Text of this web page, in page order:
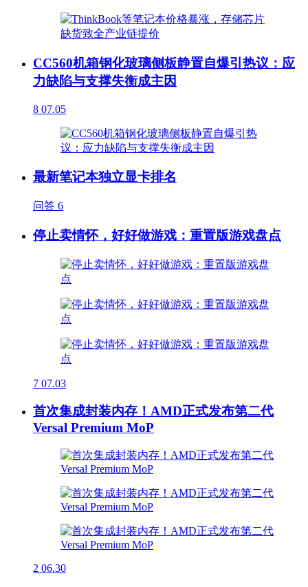
CC560机箱钢化玻璃侧板静置自爆引热议：应
力缺陷与支撑失衡成主因
8 07.05
最新笔记本独立显卡排名
问答 6
停止卖情怀，好好做游戏：重置版游戏盘点
7 07.03
首次集成封装内存！AMD正式发布第二代
Versal Premium MoP
2 06.30